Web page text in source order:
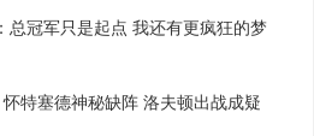
总冠军只是起点 我还有更疯狂的梦
特塞德神秘缺阵 洛夫顿出战成疑